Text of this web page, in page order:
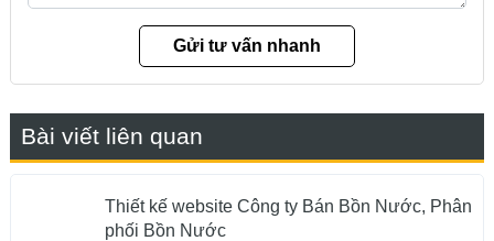
Bài viết liên quan
Thiết kế website Công ty Bán Bồn Nước, Phân
phối Bồn Nước